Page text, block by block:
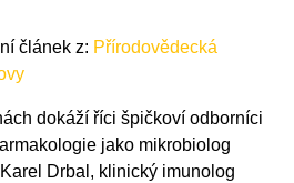
článek z: Přírodovědecká
dokáží říci špičkoví odborníci
jako mikrobiolog
Drbal, klinický imunolog